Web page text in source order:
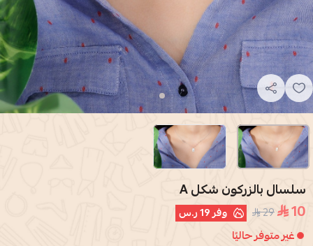
سلسال بالزركون شكل A
10
29 وفر19 ر.س
غير متوفر حاليًا